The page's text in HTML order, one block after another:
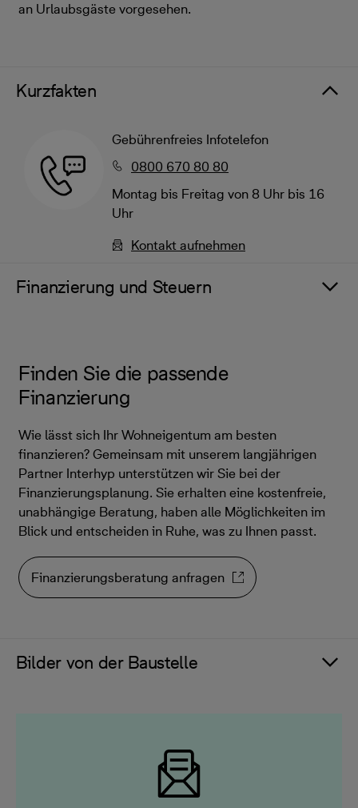
an Urlaubsgäste vorgesehen.
Kurzfakten
Gebührenfreies Infotelefon
0800 670 80 80
Montag bis Freitag von 8 Uhr bis 16
Uhr
Kontakt aufnehmen
Finanzierung und Steuern
Finden Sie die passende
Finanzierung
Wie lässt sich Ihr Wohneigentum am besten
finanzieren? Gemeinsam mit unserem langjährigen
Partner Interhyp unterstützen wir Sie bei der
Finanzierungsplanung. Sie erhalten eine kostenfreie,
unabhängige Beratung, haben alle Möglichkeiten im
Blick und entscheiden in Ruhe, was zu Ihnen passt.
Finanzierungsberatung anfragen
Bilder von der Baustelle